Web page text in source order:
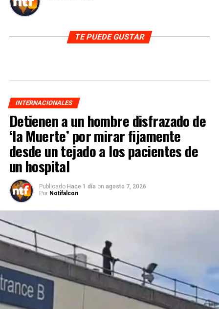
TE PUEDE GUSTAR
INTERNACIONALES
Detienen a un hombre disfrazado de
‘la Muerte’ por mirar fijamente
desde un tejado a los pacientes de
un hospital
Publicado Hace 1 día on agosto 7, 2026
Por Notifalcon